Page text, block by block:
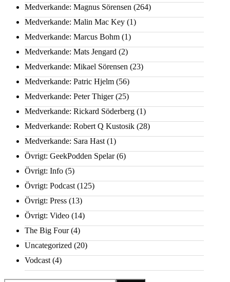
Medverkande: Magnus Sörensen (264)
Medverkande: Malin Mac Key (1)
Medverkande: Marcus Bohm (1)
Medverkande: Mats Jengard (2)
Medverkande: Mikael Sörensen (23)
Medverkande: Patric Hjelm (56)
Medverkande: Peter Thiger(25)
Medverkande: Rickard Söderberg (1)
Medverkande: Robert Q Kustosik (28)
Medverkande: Sara Hast (1)
Övrigt: GeekPodden Spelar(6)
Övrigt: Info (5)
Övrigt: Podcast (125)
Övrigt: Press (13)
Övrigt: Video (14)
The Big Four(4)
Uncategorized (20)
Vodcast (4)